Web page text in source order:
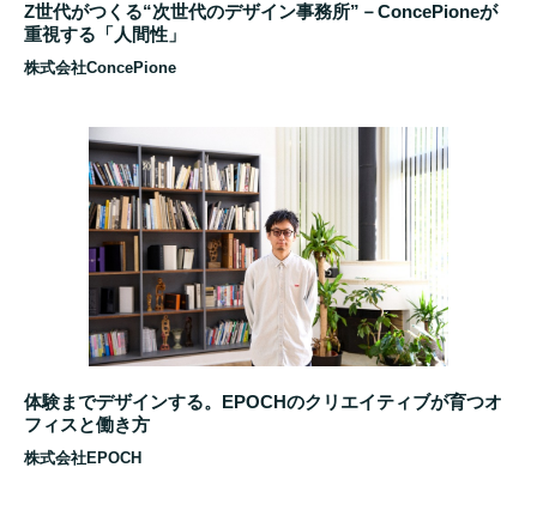
Z世代がつくる“次世代のデザイン事務所”－ConcePioneが
重視する「人間性」
株式会社ConcePione
体験までデザインする。EPOCHのクリエイティブが育つオ
フィスと働き方
株式会社EPOCH